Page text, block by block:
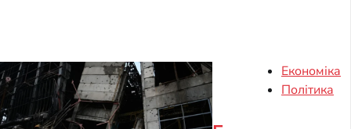
Економіка
Політика